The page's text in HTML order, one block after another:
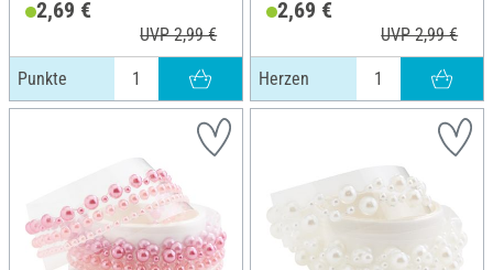
2,69 €
UVP 2,99 €
Punkte
2,69 €
UVP 2,99 €
Herzen